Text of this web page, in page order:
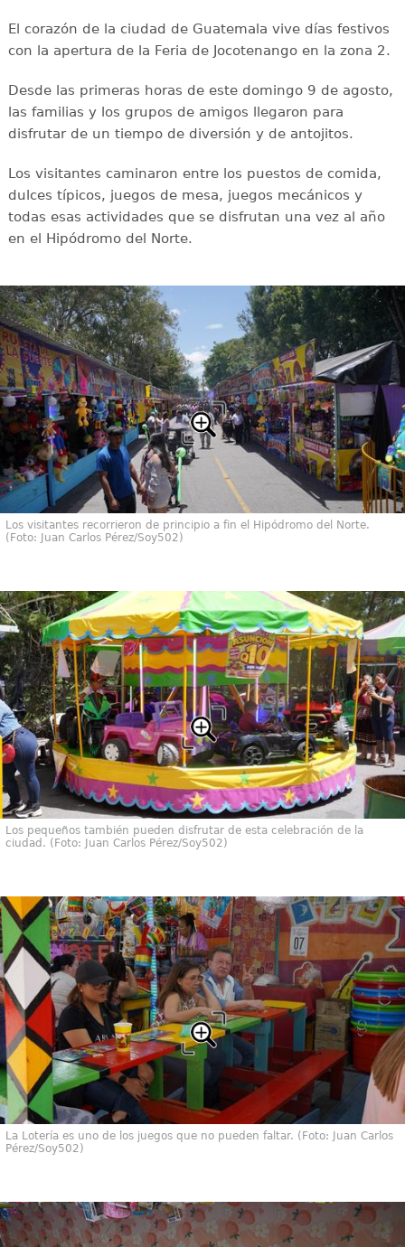
El corazón de la ciudad de Guatemala vive días festivos
con la apertura de la Feria de Jocotenango en la zona 2.
Desde las primeras horas de este domingo 9 de agosto,
las familias y los grupos de amigos llegaron para
disfrutar de un tiempo de diversión y de antojitos.
Los visitantes caminaron entre los puestos de comida,
dulces típicos, juegos de mesa, juegos mecánicos y
todas esas actividades que se disfrutan una vez al año
en el Hipódromo del Norte.
Los visitantes recorrieron de principio a fin el Hipódromo del Norte.
(Foto: Juan Carlos Pérez/Soy502)
Los pequeños también pueden disfrutar de esta celebración de la
ciudad. (Foto: Juan Carlos Pérez/Soy502)
La Lotería es uno de los juegos que no pueden faltar. (Foto: Juan Carlos
Pérez/Soy502)